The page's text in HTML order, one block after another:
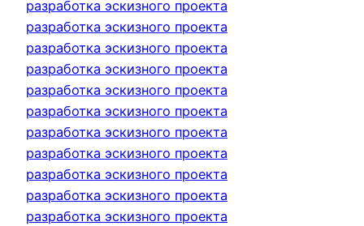
разработка эскизного проекта
разработка эскизного проекта
разработка эскизного проекта
разработка эскизного проекта
разработка эскизного проекта
разработка эскизного проекта
разработка эскизного проекта
разработка эскизного проекта
разработка эскизного проекта
разработка эскизного проекта
разработка эскизного проекта